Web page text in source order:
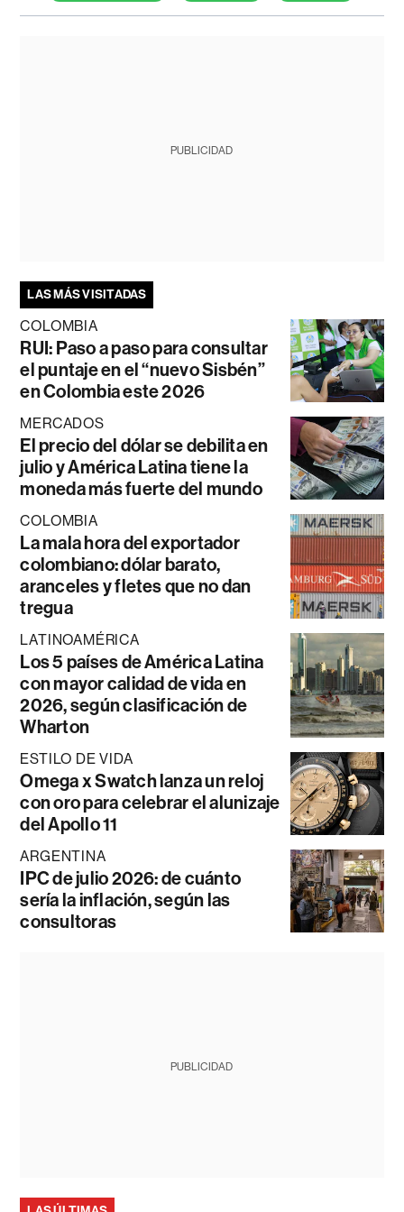
PUBLICIDAD
LAS MÁS VISITADAS
COLOMBIA
RUI: Paso a paso para consultar
el puntaje en el “nuevo Sisbén”
en Colombia este 2026
MERCADOS
El precio del dólar se debilita en
julio y América Latina tiene la
moneda más fuerte del mundo
COLOMBIA
La mala hora del exportador
colombiano: dólar barato,
aranceles y fletes que no dan
tregua
LATINOAMÉRICA
Los 5 países de América Latina
con mayor calidad de vida en
2026, según clasificación de
Wharton
ESTILO DE VIDA
Omega x Swatch lanza un reloj
con oro para celebrar el alunizaje
del Apollo 11
ARGENTINA
IPC de julio 2026: de cuánto
sería la inflación, según las
consultoras
PUBLICIDAD